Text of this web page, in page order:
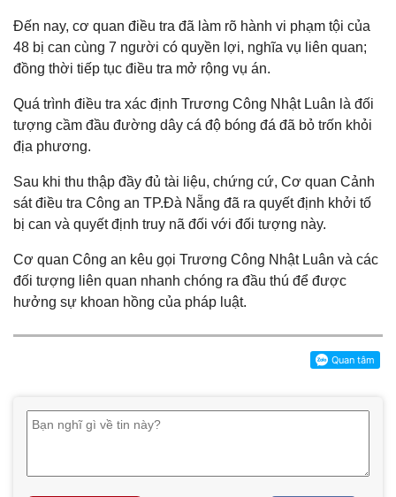
Đến nay, cơ quan điều tra đã làm rõ hành vi phạm tội của
48 bị can cùng 7 người có quyền lợi, nghĩa vụ liên quan;
đồng thời tiếp tục điều tra mở rộng vụ án.
Quá trình điều tra xác định Trương Công Nhật Luân là đối
tượng cầm đầu đường dây cá độ bóng đá đã bỏ trốn khỏi
địa phương.
Sau khi thu thập đầy đủ tài liệu, chứng cứ, Cơ quan Cảnh
sát điều tra Công an TP.Đà Nẵng đã ra quyết định khởi tố
bị can và quyết định truy nã đối với đối tượng này.
Cơ quan Công an kêu gọi Trương Công Nhật Luân và các
đối tượng liên quan nhanh chóng ra đầu thú để được
hưởng sự khoan hồng của pháp luật.